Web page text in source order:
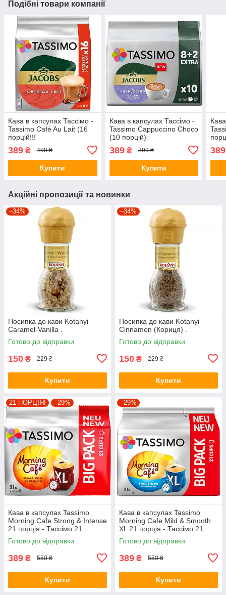
Подібні товари компанії
Кава в капсулах Тассімо -
Tassimo Café Au Lait (16
порцій!!!
389 ₴ 499 ₴
Купити
Кава в капсулах Тассімо -
Tassimo Cappuccino Choco
(10 порцій)
389₴ 399 ₴
Купити
389
Акційні пропозиції та новинки
–34%
Посипка до кави Kotanyi
Caramel-Vanilla .
Готово до відправки
150 ₴ 229 ₴
Купити
–34%
Посипка до кави Kotanyi
Cinnamon (Кориця) .
Готово до відправки
150 ₴ 229 ₴
Купити
21 ПОРЦІЯ! –29%
Кава в капсулах Tassimo
Morning Cafe Strong & Intense
21 порція - Тассімо 21
капсула BIG PACK
Готово до відправки
389 ₴ 550 ₴
Купити
–29%
Кава в капсулах Tassimo
Morning Cafe Mild & Smooth
XL 21 порція - Тассімо 21
капсула BIG PACK
Готово до відправки
389 ₴ 550 ₴
Купити